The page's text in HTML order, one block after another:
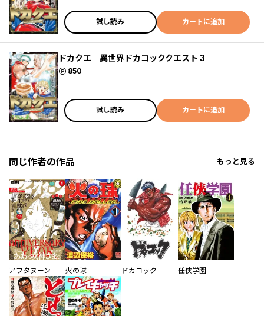
試し読み カートに追加
ドカクエ 異世界ドカコッククエスト 3
850
ポイント
試し読み カートに追加
同じ作者の作品 もっと見る
アフタヌーン 火の球 ドカコック 任侠学園